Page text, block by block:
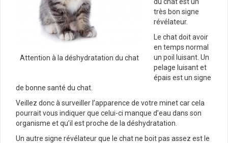
Attention à la déshydratation du chat
très bon signe
révélateur.
Le chat doit avoir
en temps normal
un poil luisant. Un
pelage luisant et
épais est un signe
de bonne santé du chat.
Veillez donc à surveiller l’apparence de votre minet car cela
pourrait vous indiquer que celui-ci manque d’eau dans son
organisme et qu’il est proche de la déshydratation.
Un autre signe révélateur que le chat ne boit pas assez est le